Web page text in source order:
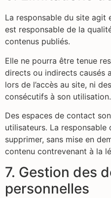
La responsable du site agit
est responsable de la
contenus publiés.
Elle ne pourra être tenue
directs ou indirects causés
lors de l’accès au site, ni
consécutifs à son utilisation.
Des espaces de contact
utilisateurs. La
supprimer, sans mise en
contenu contrevenant à la
7. Gestion des
personnelles